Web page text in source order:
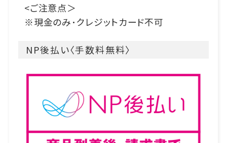
<ご注意点＞
※現金のみ･クレジットカード不可
NP後払い〈手数料無料〉